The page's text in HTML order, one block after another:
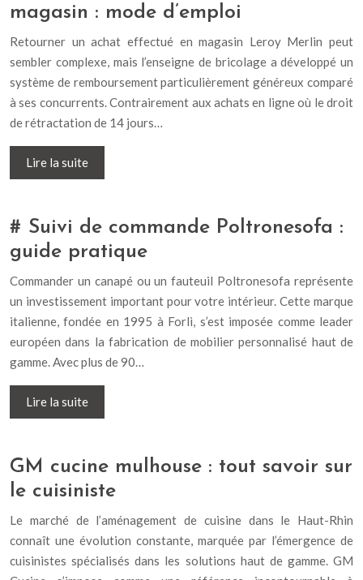
magasin : mode d’emploi
Retourner un achat effectué en magasin Leroy Merlin peut
sembler complexe, mais l’enseigne de bricolage a développé un
système de remboursement particulièrement généreux comparé
à ses concurrents. Contrairement aux achats en ligne où le droit
de rétractation de 14 jours…
Lire la suite
# Suivi de commande Poltronesofa :
guide pratique
Commander un canapé ou un fauteuil Poltronesofa représente
un investissement important pour votre intérieur. Cette marque
italienne, fondée en 1995 à Forlì, s’est imposée comme leader
européen dans la fabrication de mobilier personnalisé haut de
gamme. Avec plus de 90…
Lire la suite
GM cucine mulhouse : tout savoir sur
le cuisiniste
Le marché de l’aménagement de cuisine dans le Haut-Rhin
connaît une évolution constante, marquée par l’émergence de
cuisinistes spécialisés dans les solutions haut de gamme. GM